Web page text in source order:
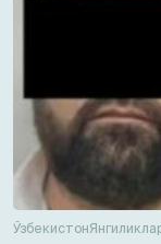
Ўзбекистон